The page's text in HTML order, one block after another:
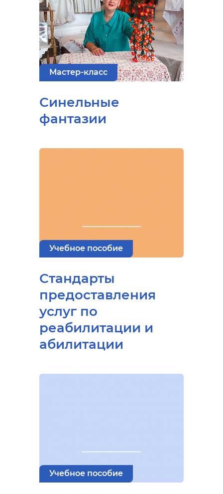
Мастер-класс
Синельные
фантазии
Учебное пособие
Стандарты
предоставления
услуг по
реабилитации и
абилитации
Учебное пособие